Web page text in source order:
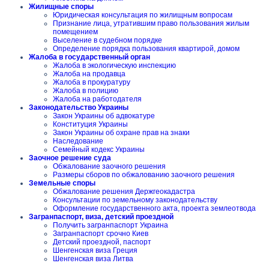
Жилищные споры
Юридическая консультация по жилищным вопросам
Признание лица, утратившим право пользования жилым
помещением
Выселение в судебном порядке
Определение порядка пользования квартирой, домом
Жалоба в государственный орган
Жалоба в экологическую инспекцию
Жалоба на продавца
Жалоба в прокуратуру
Жалоба в полицию
Жалоба на работодателя
Законодательство Украины
Закон Украины об адвокатуре
Конституция Украины
Закон Украины об охране прав на знаки
Наследование
Семейный кодекс Украины
Заочное решение суда
Обжалование заочного решения
Размеры сборов по обжалованию заочного решения
Земельные споры
Обжалование решения Держгеокадастра
Консультации по земельному законодательству
Оформление государственного акта, проекта землеотвода
Загранпаспорт, виза, детский проездной
Получить загранпаспорт Украина
Загранпаспорт срочно Киев
Детский проездной, паспорт
Шенгенская виза Греция
Шенгенская виза Литва